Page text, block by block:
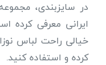
در سایزبندی،
ایرانی معرفی کرده
خیالی راحت لباس
کرده و استفاده کنید.